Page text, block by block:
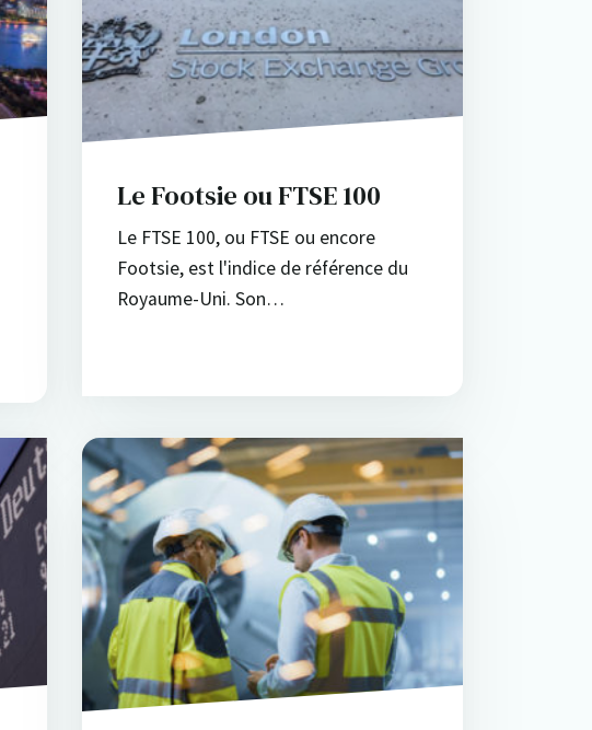
Le Footsie ou FTSE 100
Le FTSE 100, ou FTSE ou encore
Footsie, est l'indice de référence du
Royaume-Uni. Son…